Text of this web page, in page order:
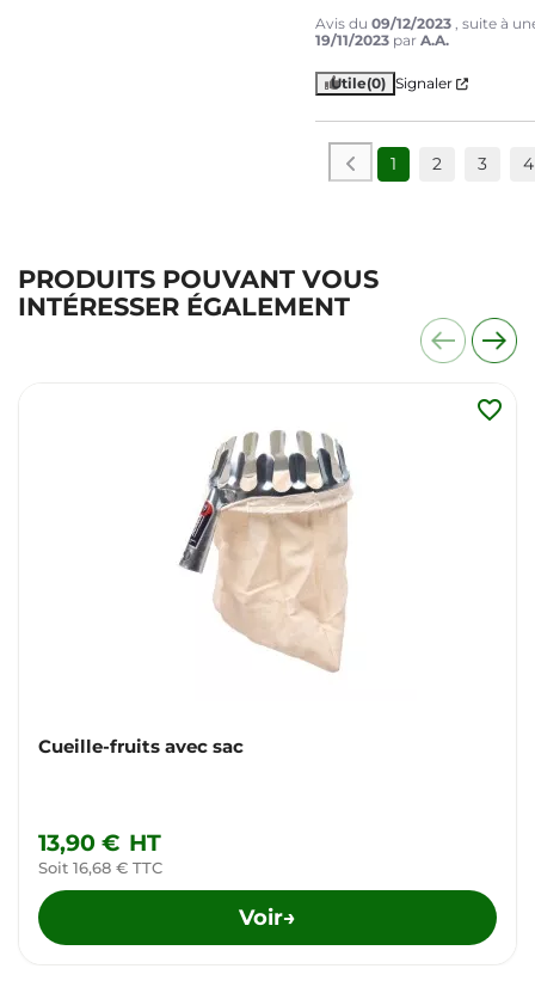
Avis du09/12/2023 , suite à
19/11/2023 parA.A.
Utile(0) Signaler
1 2 3 4
PRODUITS POUVANT VOUS
INTÉRESSER ÉGALEMENT
Cueille-fruits avec sac
13,90 € HT
Soit 16,68 € TTC
Voir→
favorite_border